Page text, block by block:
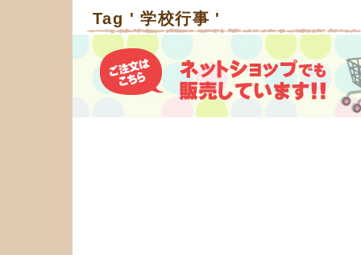
Tag ' 学校行事 '